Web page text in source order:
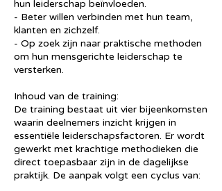
hun leiderschap beïnvloeden.
- Beter willen verbinden met hun team,
klanten en zichzelf.
- Op zoek zijn naar praktische methoden
om hun mensgerichte leiderschap te
versterken.
Inhoud van de training:
De training bestaat uit vier bijeenkomsten
waarin deelnemers inzicht krijgen in
essentiële leiderschapsfactoren. Er wordt
gewerkt met krachtige methodieken die
direct toepasbaar zijn in de dagelijkse
praktijk. De aanpak volgt een cyclus van: